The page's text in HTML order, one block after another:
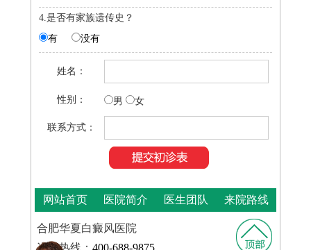
4.是否有家族遗传史？
有
没有
姓名：
性别： 男 女
联系方式：
网站首页 医院简介 医生团队 来院路线
合肥华夏白癜风医院